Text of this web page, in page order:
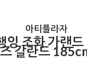
아티플라자
잉 조화 가랜
즈 갈란드